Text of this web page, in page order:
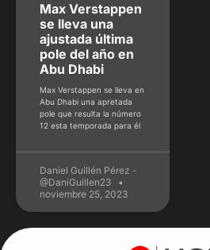
Max Verstappen
se lleva una
ajustada última
pole del año en
Abu Dhabi
Max Verstappen se lleva en
Abu Dhabi una apretada
pole que resulta la número
12 esta temporada para él
Daniel Guillén Pérez -
@DaniGuillen23
noviembre 25, 2023